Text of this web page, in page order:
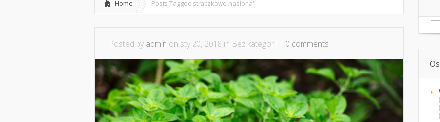
Home Posts Tagged strączkowe nasiona"
Posted by admin on sty 20, 2018 in Bez kategorii | 0 comments